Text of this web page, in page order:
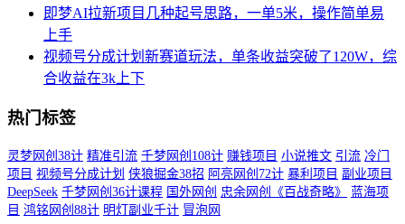
即梦AI拉新项目几种起号思路，一单5米，操作简单易
上手
视频号分成计划新赛道玩法，单条收益突破了120W，综
合收益在3k上下
热门标签
灵梦网创38计 精准引流 千梦网创108计 赚钱项目 小说推文 引流 冷门
项目 视频号分成计划 侠狼掘金38招 阿亮网创72计 暴利项目 副业项目
DeepSeek 千梦网创36计课程 国外网创 忠余网创《百战奇略》
蓝海项
目 鸿铭网创88计 明灯副业千计 冒泡网